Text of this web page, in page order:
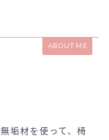
ABOUT ME
垢材を使って、椅